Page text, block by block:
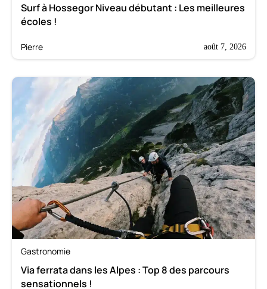
Surf à Hossegor Niveau débutant : Les meilleures
écoles !
Pierre août 7, 2026
Gastronomie
Via ferrata dans les Alpes : Top 8 des parcours
sensationnels !